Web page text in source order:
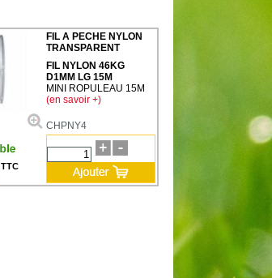
TTC
FIL A PECHE NYLON
TRANSPARENT
FIL NYLON 46KG
D1MM LG 15M
MINI ROPULEAU 15M
(en savoir +)
CHPNY4